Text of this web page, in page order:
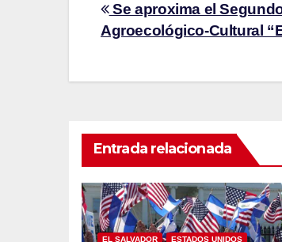
Se aproxima el
Agroecológico-Cultural
Entrada relacionada
EL SALVADOR ESTADOS UNIDOS